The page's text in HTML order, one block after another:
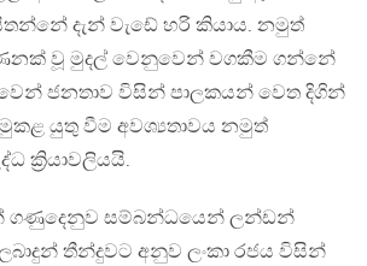
දැන් වැඩේ හරි කියාය. නමුත්
වූ මුදල් වෙනුවෙන් වගකීම ගන්නේ
ජනතාව විසින් පාලකයන් වෙත දිගින්
යුතු වීම අවශ්‍යතාවය නමුත්
ක්‍රියාවලියයි.
ගණුදෙනුව සම්බන්ධයෙන් ලන්ඩන්
තීන්දුවට අනුව ලංකා රජය විසින්